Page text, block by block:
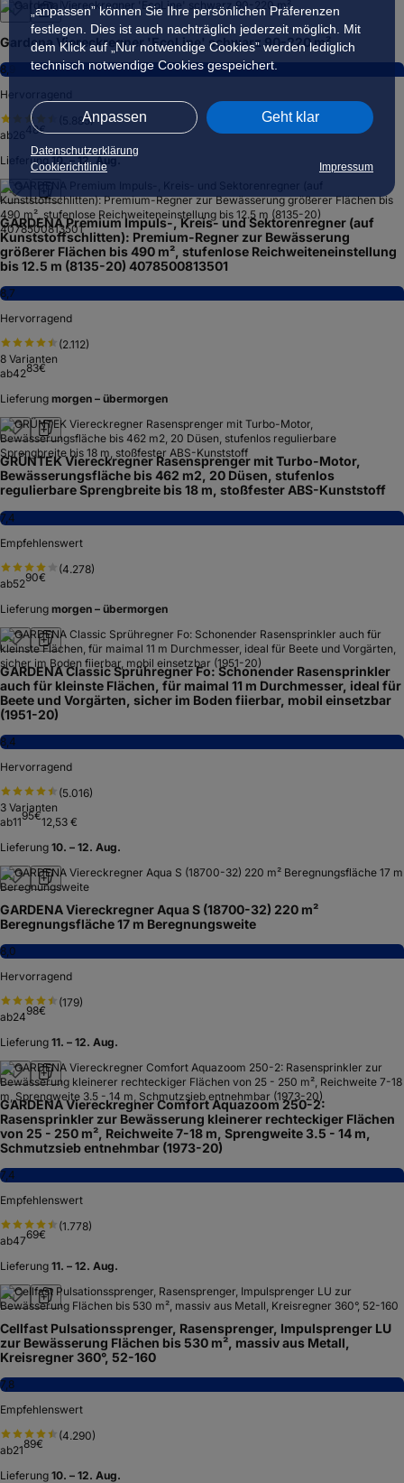
„anpassen” können Sie Ihre persönlichen Präferenzen
festlegen. Dies ist auch nachträglich jederzeit möglich. Mit
dem Klick auf „Nur notwendige Cookies” werden lediglich
technisch notwendige Cookies gespeichert.
Anpassen Geht klar
Datenschutzerklärung
Cookierichtlinie
Impressum
Gardena Viereckregner 'EcoLine' schwarz 90-220 m²
8,9
Hervorragend
5.885)
ab
48€
Lieferung 10. – 12. Aug.
GARDENA Premium Impuls-, Kreis- und Sektorenregner (auf
Kunststoffschlitten): Premium-Regner zur Bewässerung
größerer Flächen bis 490 m², stufenlose Reichweiteneinstellung
bis 12.5 m (8135-20) 4078500813501
8,7
Hervorragend
(2.112)
8 Varianten
ab4283€
Lieferung morgen – übermorgen
GRÜNTEK Viereckregner Rasensprenger mit Turbo-Motor,
Bewässerungsfläche bis 462 m2, 20 Düsen, stufenlos
regulierbare Sprengbreite bis 18 m, stoßfester ABS-Kunststoff
7,4
Empfehlenswert
(4.278)
ab5290€
Lieferung morgen – übermorgen
GARDENA Classic Sprühregner Fo: Schonender Rasensprinkler
auch für kleinste Flächen, für maimal 11 m Durchmesser, ideal für
Beete und Vorgärten, sicher im Boden fiierbar, mobil einsetzbar
(1951-20)
8,4
Hervorragend
(5.016)
3 Varianten
ab1195€12,53 €
Lieferung 10. – 12. Aug.
GARDENA Viereckregner Aqua S (18700-32) 220 m²
Beregnungsfläche 17 m Beregnungsweite
8,0
Hervorragend
(179)
ab2498€
Lieferung 11. – 12. Aug.
GARDENA Viereckregner Comfort Aquazoom 250-2:
Rasensprinkler zur Bewässerung kleinerer rechteckiger Flächen
von 25 - 250 m², Reichweite 7-18 m, Sprengweite 3.5 - 14 m,
Schmutzsieb entnehmbar (1973-20)
7,4
Empfehlenswert
(1.778)
ab4769€
Lieferung 11. – 12. Aug.
Cellfast Pulsationssprenger, Rasensprenger, Impulsprenger LU
zur Bewässerung Flächen bis 530 m², massiv aus Metall,
Kreisregner 360°, 52-160
7,8
Empfehlenswert
(4.290)
ab2189€
Lieferung 10. – 12. Aug.